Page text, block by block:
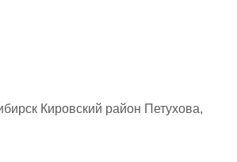
Кировский район Петухова,